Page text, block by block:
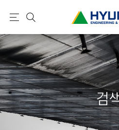
현
건
설
(
H
Y
U
N
메
뉴
검
색
검